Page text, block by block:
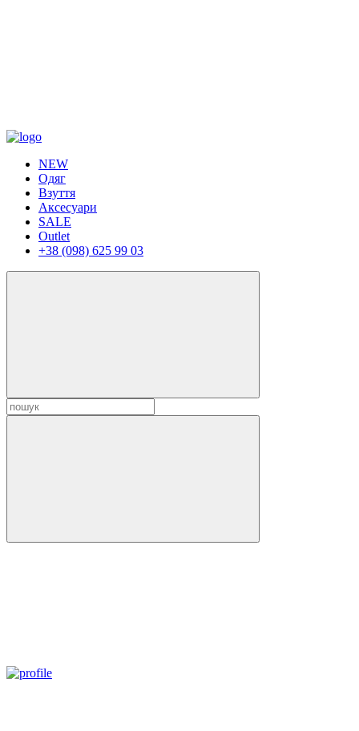
NEW
Одяг
Взуття
Аксесуари
SALE
Outlet
+38 (098) 625 99 03